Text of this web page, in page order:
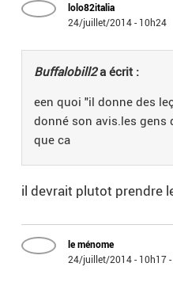
lolo82italia
24/juillet/2014 - 10h24
Buffalobill2a écrit :
een quoi "il donne des
donné son avis.les gens
que ca
il devrait plutot prendre
le ménome
24/juillet/2014 - 10h17